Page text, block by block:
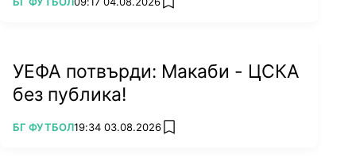
add favorites
УЕФА потвърди: Макаби - ЦСКА
без публика!
ПОВЕЧЕ ОТ
БГ ФУТБОЛ19:34 03.08.2026 add favorites